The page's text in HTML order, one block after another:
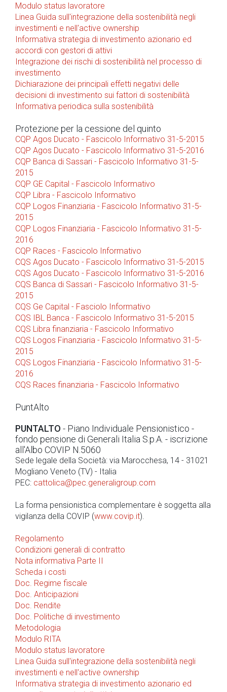
Modulo status lavoratore
Linea Guida sull'integrazione della sostenibilità negli
investimenti e nell'active ownership
Informativa strategia di investimento azionario ed
accordi con gestori di attivi
Integrazione dei rischi di sostenibilità nel processo di
investimento
Dichiarazione dei principali effetti negativi delle
decisioni di investimento sui fattori di sostenibilità
Informativa periodica sulla sostenibilità
Protezione per la cessione del quinto
CQP Agos Ducato - Fascicolo Informativo 31-5-2015
CQP Agos Ducato - Fascicolo Informativo 31-5-2016
CQP Banca di Sassari - Fascicolo Informativo 31-5-
2015
CQP GE Capital - Fascicolo Informativo
CQP Libra - Fascicolo Informativo
CQP Logos Finanziaria - Fascicolo Informativo 31-5-
2015
CQP Logos Finanziaria - Fascicolo Informativo 31-5-
2016
CQP Races - Fascicolo Informativo
CQS Agos Ducato - Fascicolo Informativo 31-5-2015
CQS Agos Ducato - Fascicolo Informativo 31-5-2016
CQS Banca di Sassari - Fascicolo Informativo 31-5-
2015
CQS Ge Capital - Fasciolo Informativo
CQS IBL Banca - Fascicolo Informativo 31-5-2015
CQS Libra finanziaria - Fascicolo Informativo
CQS Logos Finanziaria - Fascicolo Informativo 31-5-
2015
CQS Logos Finanziaria - Fascicolo Informativo 31-5-
2016
CQS Races finanziaria - Fascicolo Informativo
PuntAlto
PUNTALTO - Piano Individuale Pensionistico -
fondo pensione di Generali Italia S.p.A. - iscrizione
all'Albo COVIP N.5060
Sede legale della Società: via Marocchesa, 14 - 31021
Mogliano Veneto (TV) - Italia
PEC: cattolica@pec.generaligroup.com
La forma pensionistica complementare è soggetta alla
vigilanza della COVIP (www.covip.it).
Regolamento
Condizioni generali di contratto
Nota informativa Parte II
Scheda i costi
Doc. Regime fiscale
Doc. Anticipazioni
Doc. Rendite
Doc. Politiche di investimento
Metodologia
Modulo RITA
Modulo status lavoratore
Linea Guida sull'integrazione della sostenibilità negli
investimenti e nell'active ownership
Informativa strategia di investimento azionario ed